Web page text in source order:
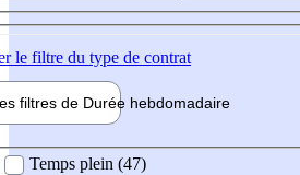
le filtre du type de contrat
filtres de Durée hebdomadaire
Temps plein (47)